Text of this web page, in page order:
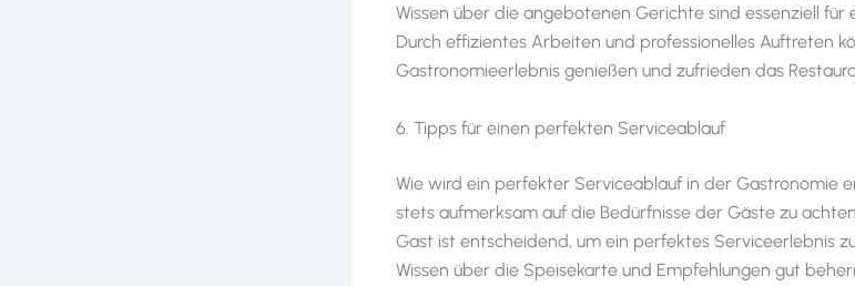
Wissen über die angebotenen Gerichte sind essenziell für
Durch effizientes Arbeiten und professionelles Auftreten
Gastronomieerlebnis genießen und zufrieden das
6. Tipps für einen perfekten Serviceablauf
Wie wird ein perfekter Serviceablauf in der Gastronomie
stets aufmerksam auf die Bedürfnisse der Gäste zu
Gast ist entscheidend, um ein perfektes Serviceerlebnis
Wissen über die Speisekarte und Empfehlungen gut